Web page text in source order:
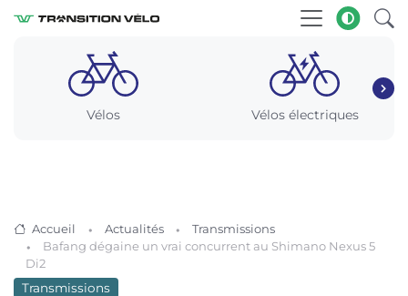
Vélos Vélos électriques
Accueil Actualités
Transmissions
Bafang dégaine un vrai concurrent au Shimano Nexus 5
Di2
Transmissions